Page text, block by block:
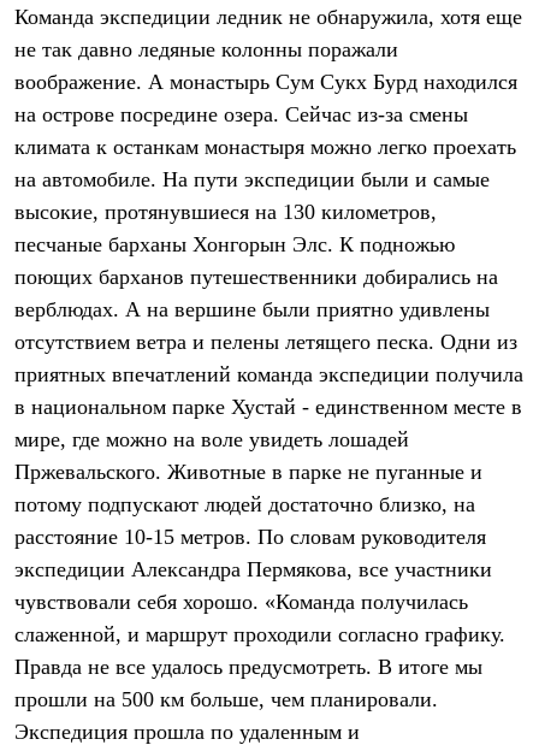
Чуни
Уход за обувью
Аксессуары
Головные уборы
Шапки
Повязки
Шарфы
Перчатки и рукавицы
Перчатки
Рукавицы
Носки
Полезные аксессуары
Брелки
Ремни
Шевроны
Опушки
Уход за одеждой
В Арктику
PEAK
ЗА ПОЛЯРНЫМ КРУГОМ
TREK
BASK kids
CITY
BASK juno
ИДЁМ В ПОХОД
Дневник капитана
Каталог дилеров
Команда экспедиции ледник не обнаружила, хотя еще
не так давно ледяные колонны поражали
воображение. А монастырь Сум Сукх Бурд находился
на острове посредине озера. Сейчас из-за смены
климата к останкам монастыря можно легко проехать
на автомобиле. На пути экспедиции были и самые
высокие, протянувшиеся на 130 километров,
песчаные барханы Хонгорын Элс. К подножью
поющих барханов путешественники добирались на
верблюдах. А на вершине были приятно удивлены
отсутствием ветра и пелены летящего песка. Одни из
приятных впечатлений команда экспедиции получила
в национальном парке Хустай - единственном месте в
мире, где можно на воле увидеть лошадей
Пржевальского. Животные в парке не пуганные и
потому подпускают людей достаточно близко, на
расстояние 10-15 метров. По словам руководителя
экспедиции Александра Пермякова, все участники
чувствовали себя хорошо. «Команда получилась
слаженной, и маршрут проходили согласно графику.
Правда не все удалось предусмотреть. В итоге мы
прошли на 500 км больше, чем планировали.
Экспедиция прошла по удаленным и